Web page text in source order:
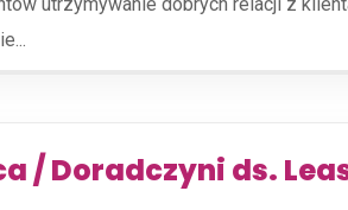
/ Doradczyni ds.